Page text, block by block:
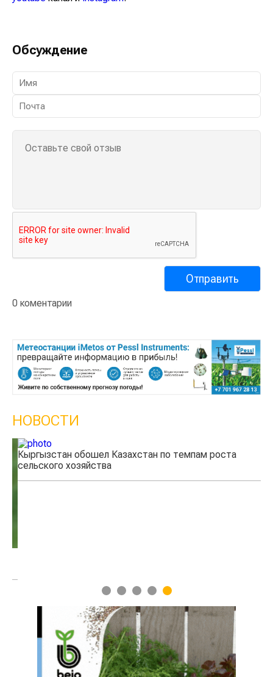
Обсуждение
0 коментарии
НОВОСТИ
Кыргызстан обошел Казахстан по темпам роста
сельского хозяйства
1 2 3 4 5